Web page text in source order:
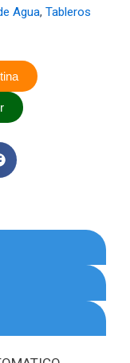
Agua, Tableros